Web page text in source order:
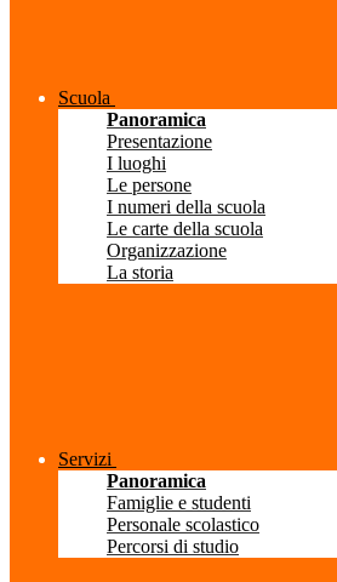
Scuola
Panoramica
Presentazione
I luoghi
Le persone
I numeri della scuola
Le carte della scuola
Organizzazione
La storia
Servizi
Panoramica
Famiglie e studenti
Personale scolastico
Percorsi di studio